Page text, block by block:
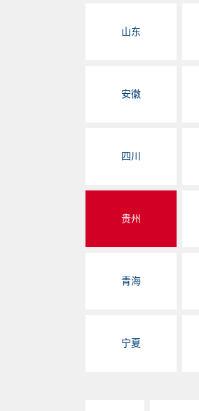
山东
安徽
四川
贵州
青海
宁夏